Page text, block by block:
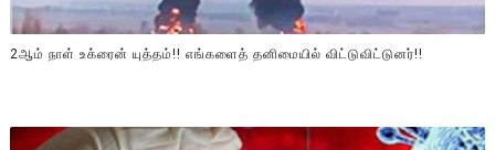
2ஆம் நாள் உக்ரைன் யுத்தம்!! எங்களைத் தனிமையில் விட்டுவிட்டுனர்!!